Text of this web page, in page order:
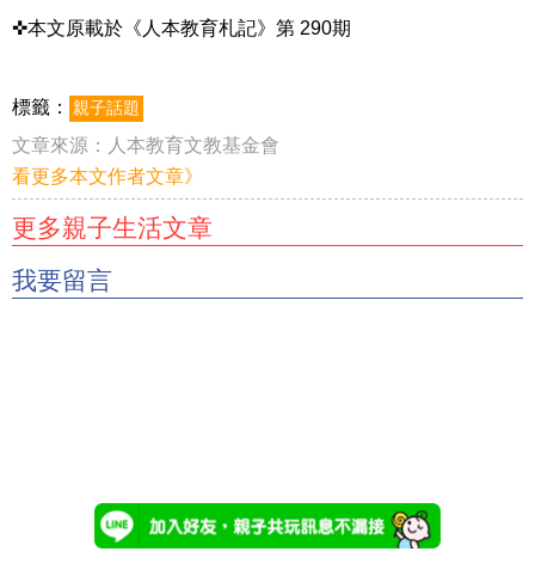
✜本文原載於《人本教育札記》第 290期
標籤： 親子話題
文章來源： 人本教育文教基金會
看更多本文作者文章》
更多親子生活文章
我要留言